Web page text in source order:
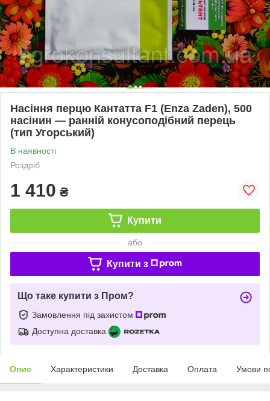
Насіння перцю Кантатта F1 (Enza Zaden), 500
насінин — ранній конусоподібний перець
(тип Угорський)
В наявності
Роздріб
1 410 ₴
Купити
або
Купити з
Що таке купити з Пром?
Замовлення під захистом
Доступна доставка
Опис Характеристики Доставка Оплата Умови